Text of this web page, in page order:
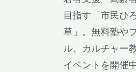
目指す「市民ひ
草」。無料塾や
ル、カルチャー
イベントを開催